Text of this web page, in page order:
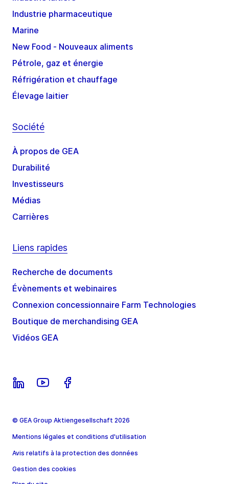
Industrie pharmaceutique
Marine
New Food - Nouveaux aliments
Pétrole, gaz et énergie
Réfrigération et chauffage
Élevage laitier
Société
À propos de GEA
Durabilité
Investisseurs
Médias
Carrières
Liens rapides
Recherche de documents
Évènements et webinaires
Connexion concessionnaire Farm Technologies
Boutique de merchandising GEA
Vidéos GEA
© GEA Group Aktiengesellschaft 2026
Mentions légales et conditions d'utilisation
Avis relatifs à la protection des données
Gestion des cookies